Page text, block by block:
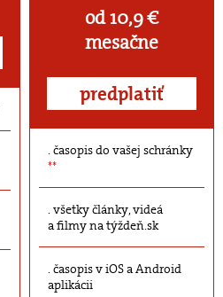
od 10,9 €
mesačne
predplatiť
časopis do vašej schránky
**
všetky články, videá
a filmy na týždeň.sk
časopis v iOS a Android
aplikácii